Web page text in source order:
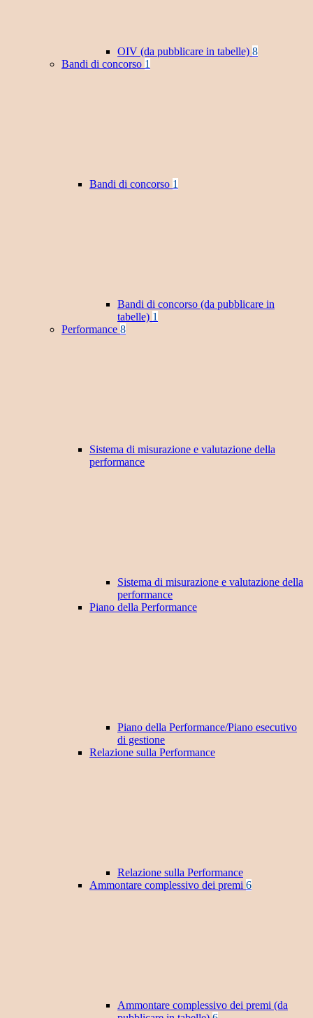
OIV (da pubblicare in tabelle) 8
Bandi di concorso 1
Bandi di concorso 1
Bandi di concorso (da pubblicare in
tabelle) 1
Performance 8
Sistema di misurazione e valutazione della
performance
Sistema di misurazione e valutazione della
performance
Piano della Performance
Piano della Performance/Piano esecutivo
di gestione
Relazione sulla Performance
Relazione sulla Performance
Ammontare complessivo dei premi 6
Ammontare complessivo dei premi (da